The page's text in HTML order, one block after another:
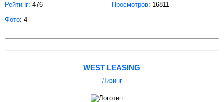
Рейтинг: 476 Просмотров: 16811
Фото: 4
WEST LEASING
Лизинг